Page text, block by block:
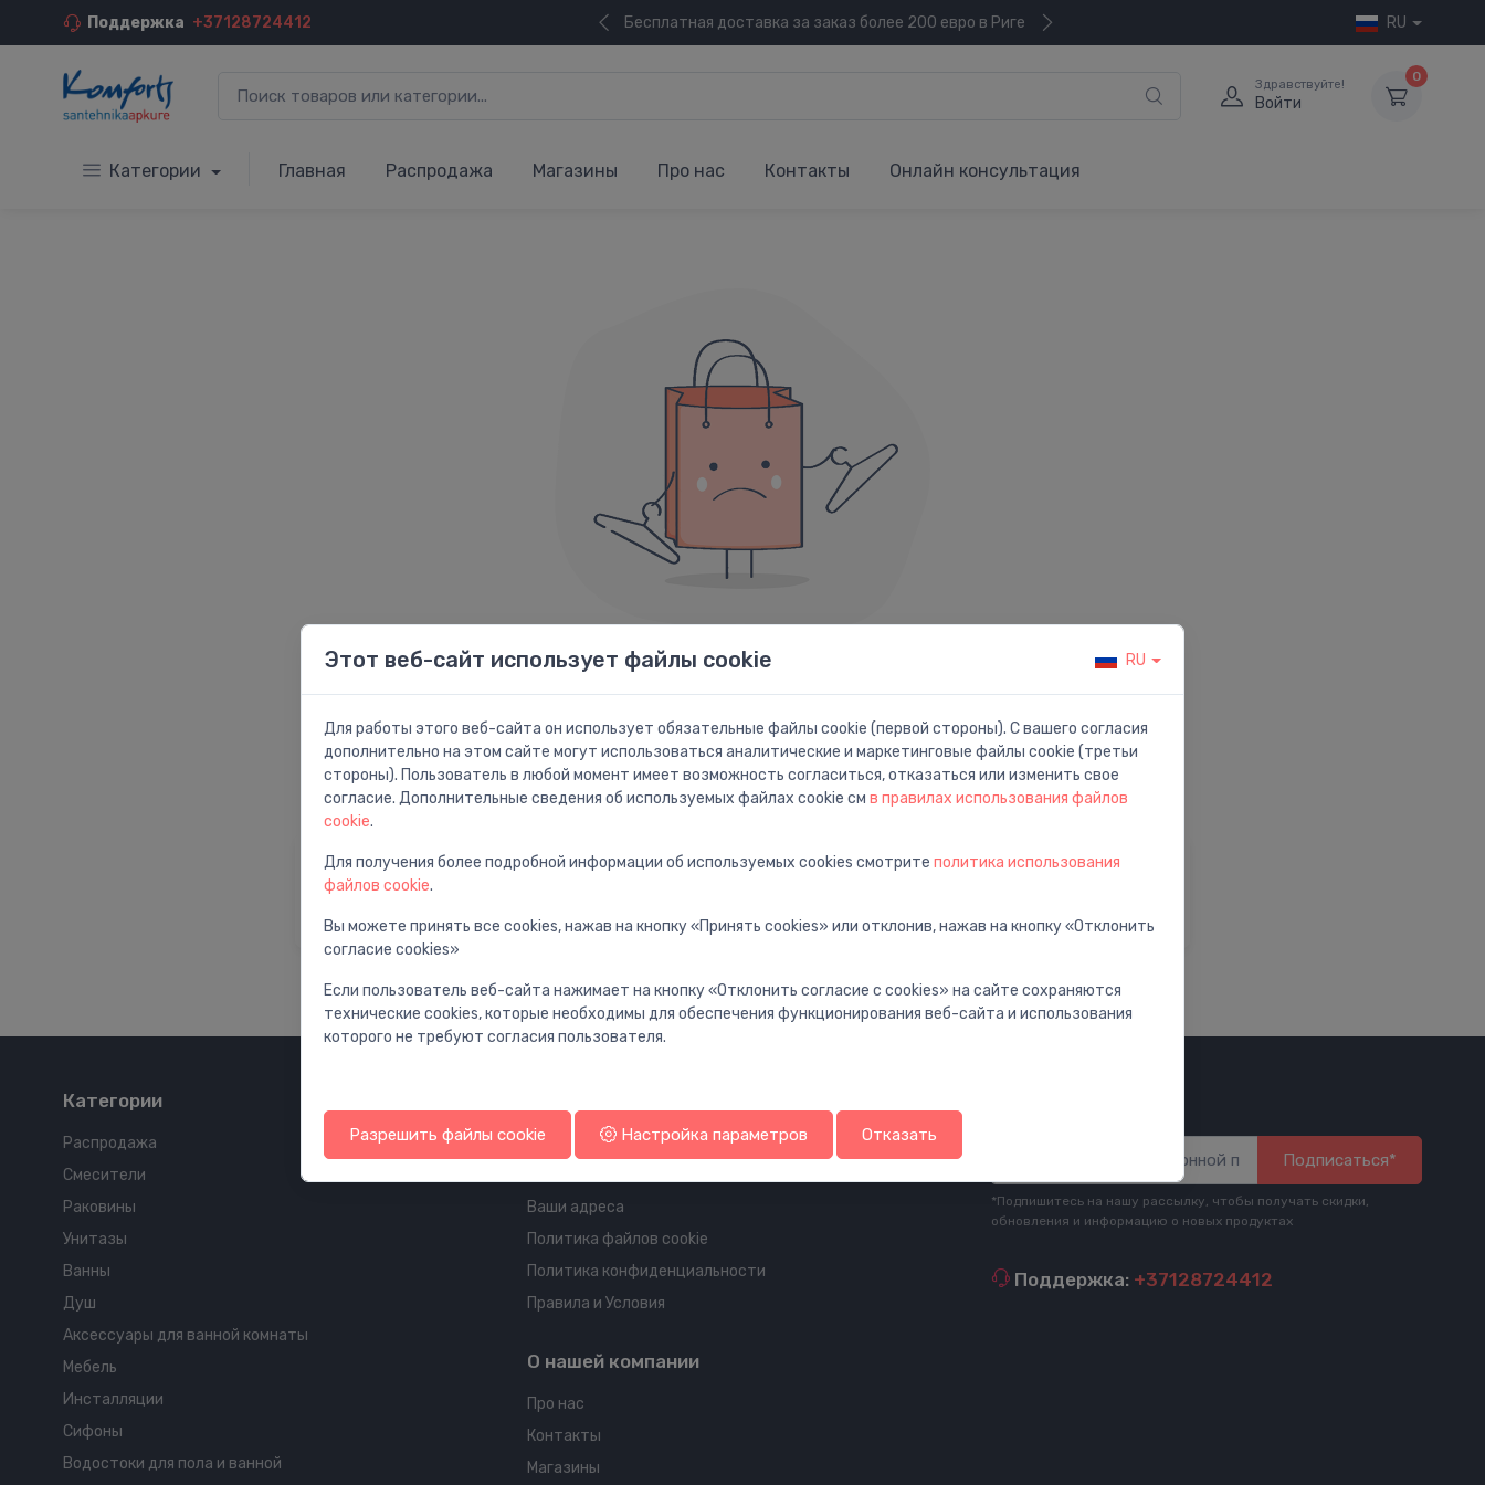
Поддержка +37128724412 Бесплатная доставка за заказ более 200 евро в Риге RU
Здравствуйте!
Войти
0
Категории Главная Распродажа Магазины Про нас Контакты Онлайн консультация
Ошибка 404
Похоже, мы не смогли найти то, что вы ищете.
Ниже приведены ссылки которые могут быть вам полезны:
Главная страница
Вернуться на главную
Поиск Помощь и Поддержка
Категории
Распродажа
Смесители
Раковины
Унитазы
Ванны
Душ
Аксессуары для ванной комнаты
Мебель
Инсталляции
Сифоны
Водостоки для пола и ванной
Ваш аккаунт
Ваши адреса
Политика файлов cookie
Политика конфиденциальности
Правила и Условия
О нашей компании
Про нас
Контакты
Магазины
Подписаться*
*Подпишитесь на нашу рассылку, чтобы получать скидки,
обновления и информацию о новых продуктах
Поддержка: +37128724412
Этот веб-сайт использует файлы cookie RU
Для работы этого веб-сайта он использует обязательные файлы cookie (первой стороны). С вашего согласия
дополнительно на этом сайте могут использоваться аналитические и маркетинговые файлы cookie (третьи
стороны). Пользователь в любой момент имеет возможность согласиться, отказаться или изменить свое
согласие. Дополнительные сведения об используемых файлах cookie см в правилах использования файлов
cookie.
Для получения более подробной информации об используемых cookies смотрите политика использования
файлов cookie.
Вы можете принять все cookies, нажав на кнопку «Принять cookies» или отклонив, нажав на кнопку «Отклонить
согласие cookies»
Если пользователь веб-сайта нажимает на кнопку «Отклонить согласие с cookies» на сайте сохраняются
технические cookies, которые необходимы для обеспечения функционирования веб-сайта и использования
которого не требуют согласия пользователя.
Разрешить файлы cookie Настройка параметров Отказать